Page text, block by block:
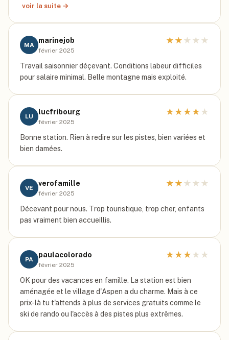
voir la suite →
MA
marinejob
février 2025
★ ★ ★ ★ ★
Travail saisonnier déçevant. Conditions labeur difficiles
pour salaire minimal. Belle montagne mais exploité.
LU
lucfribourg
février 2025
★ ★ ★ ★ ★
Bonne station. Rien à redire sur les pistes, bien variées et
bien damées.
VE
verofamille
février 2025
★ ★ ★ ★ ★
Décevant pour nous. Trop touristique, trop cher, enfants
pas vraiment bien accueillis.
PA
paulacolorado
février 2025
★ ★ ★ ★ ★
OK pour des vacances en famille. La station est bien
aménagée et le village d'Aspen a du charme. Mais à ce
prix-là tu t'attends à plus de services gratuits comme le
ski de rando ou l'accès à des pistes plus extrêmes.